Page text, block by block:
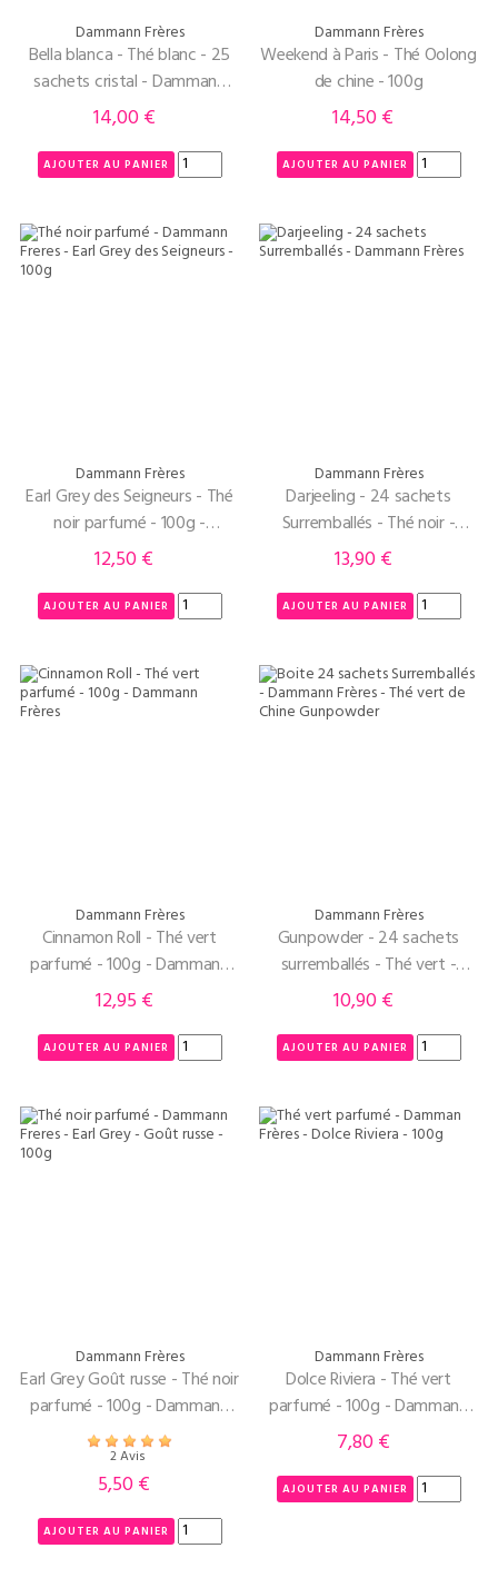
Dammann Frères
Bella blanca - Thé blanc - 25
sachets cristal - Dammann
Frères
Prix
14,00 €
AJOUTER AU PANIER
Dammann Frères
Weekend à Paris - Thé Oolong
de chine - 100g
Prix
14,50 €
AJOUTER AU PANIER
Dammann Frères
Earl Grey des Seigneurs - Thé
noir parfumé - 100g -
Dammann Frères
Prix
12,50 €
AJOUTER AU PANIER
Dammann Frères
Darjeeling - 24 sachets
Surremballés - Thé noir -
Dammann Frères
Prix
13,90 €
AJOUTER AU PANIER
Dammann Frères
Cinnamon Roll - Thé vert
parfumé - 100g - Dammann
Frères
Prix
12,95 €
AJOUTER AU PANIER
Dammann Frères
Gunpowder - 24 sachets
surremballés - Thé vert -
Dammann Frères
Prix
10,90 €
AJOUTER AU PANIER
Dammann Frères
Earl Grey Goût russe - Thé noir
parfumé - 100g - Dammann
Frères
2 Avis
Prix
5,50 €
AJOUTER AU PANIER
Dammann Frères
Dolce Riviera - Thé vert
parfumé - 100g - Dammann
Frères
Prix
7,80 €
AJOUTER AU PANIER